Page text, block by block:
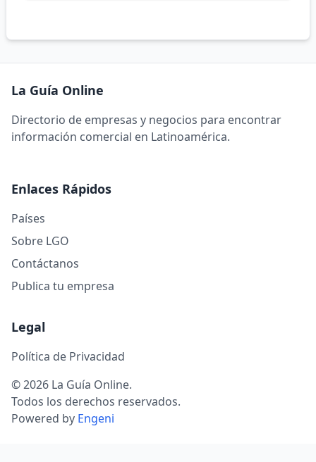
La Guía Online
Directorio de empresas y negocios para encontrar
información comercial en Latinoamérica.
Enlaces Rápidos
Países
Sobre LGO
Contáctanos
Publica tu empresa
Legal
Política de Privacidad
© 2026 La Guía Online.
Todos los derechos reservados.
Powered by Engeni